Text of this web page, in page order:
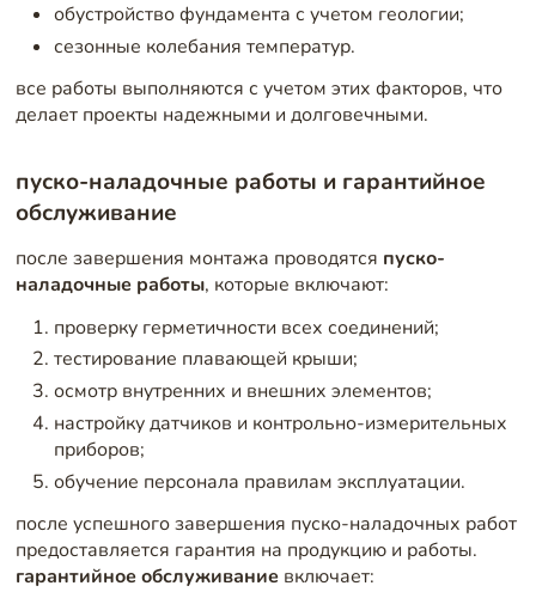
обустройство фундамента с учетом геологии;
сезонные колебания температур.
все работы выполняются с учетом этих факторов, что
делает проекты надежными и долговечными.
пуско-наладочные работы и гарантийное
обслуживание
после завершения монтажа проводятся пуско-
наладочные работы, которые включают:
проверку герметичности всех соединений;
тестирование плавающей крыши;
осмотр внутренних и внешних элементов;
настройку датчиков и контрольно-измерительных
приборов;
обучение персонала правилам эксплуатации.
после успешного завершения пуско-наладочных работ
предоставляется гарантия на продукцию и работы.
гарантийное обслуживаниевключает: